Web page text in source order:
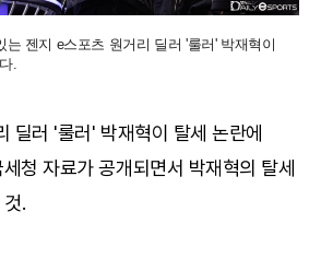
는 젠지 e스포츠 원거리 딜러 '룰러' 박재혁이
.
딜러 '룰러' 박재혁이 탈세 논란에
청 자료가 공개되면서 박재혁의 탈세
.